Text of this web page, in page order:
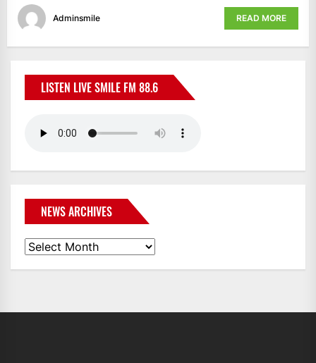
Adminsmile READ MORE
LISTEN LIVE SMILE FM 88.6
NEWS ARCHIVES
News